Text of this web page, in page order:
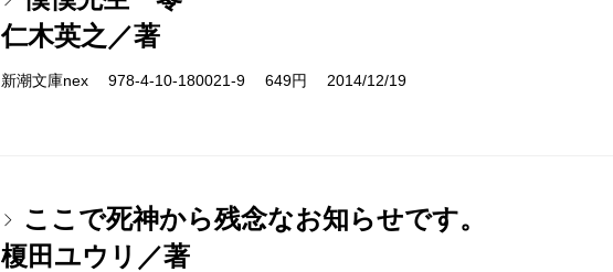
仁木英之／著
新潮文庫nex 978-4-10-180021-9 649円 2014/12/19
ここで死神から残念なお知らせです。
榎田ユウリ／著